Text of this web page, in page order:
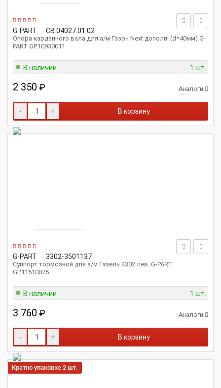
G-PART CB.04027.01.02
Опора карданного вала для а/м Газон Next дополн. (d=40мм) G-
PART GP.10930011
В наличии 1 шт.
2 350 ₽ Аналоги
- + В корзину
G-PART 3302-3501137
Суппорт тормозной для а/м Газель 3302 лев. G-PART
GP.11510075
В наличии 1 шт.
3 760 ₽ Аналоги
- + В корзину
Кратно упаковке 2 шт.